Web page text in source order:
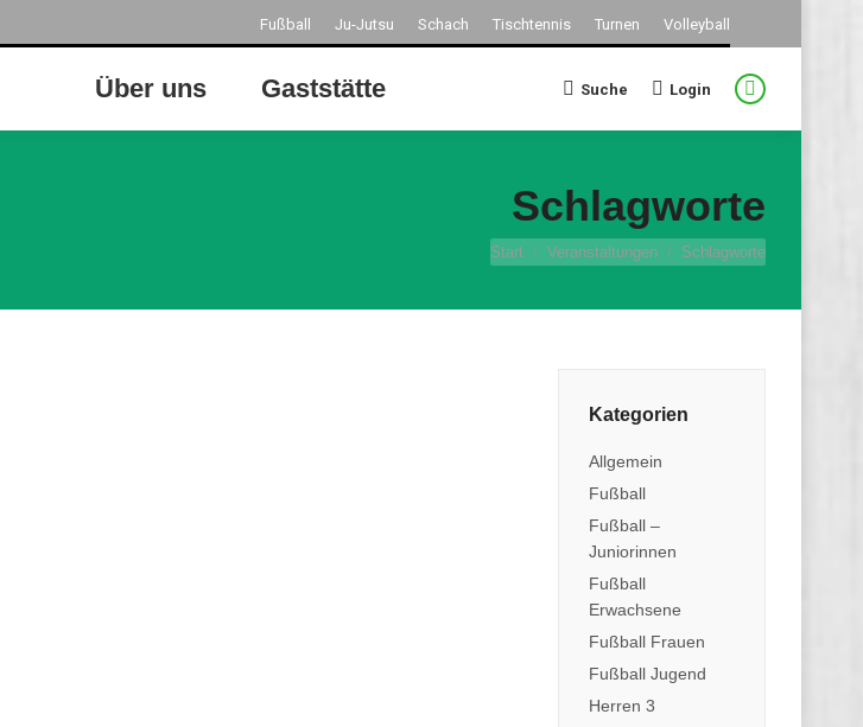
Fußball Ju-Jutsu Schach Tischtennis Turnen Volleyball
Über uns Gaststätte Search:
Suche Login
Facebook
page
in
new
window
Schlagworte
Sie befinden sich hier:
Start Veranstaltungen Schlagworte
Kategorien
Allgemein
Fußball
Fußball –
Juniorinnen
Fußball
Erwachsene
Fußball Frauen
Fußball Jugend
Herren 3